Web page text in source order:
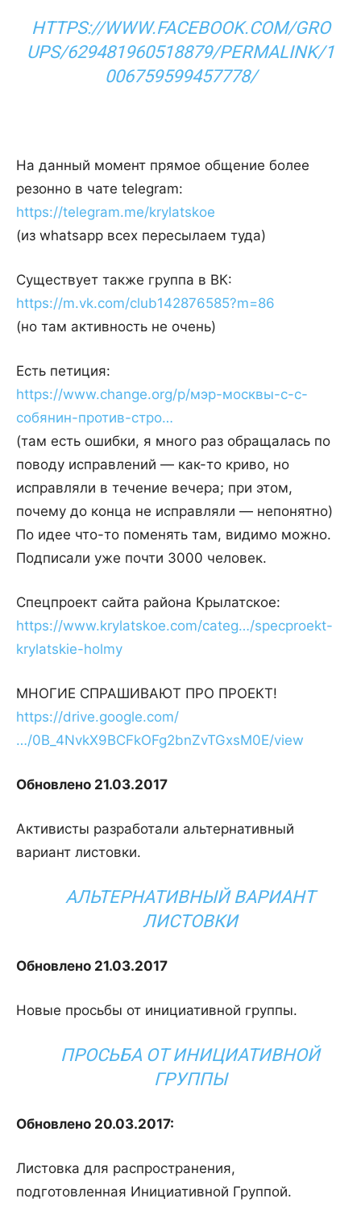
HTTPS://WWW.FACEBOOK.COM/GRO
UPS/629481960518879/PERMALINK/1
006759599457778/
На данный момент прямое общение более
резонно в чате telegram:
https://telegram.me/krylatskoe
(из whatsapp всех пересылаем туда)
Существует также группа в ВК:
https://m.vk.com/club142876585?m=86
(но там активность не очень)
Есть петиция:
https://www.change.org/p/мэр-москвы-с-с-
собянин-против-стро…
(там есть ошибки, я много раз обращалась по
поводу исправлений — как-то криво, но
исправляли в течение вечера; при этом,
почему до конца не исправляли — непонятно)
По идее что-то поменять там, видимо можно.
Подписали уже почти 3000 человек.
Спецпроект сайта района Крылатское:
https://www.krylatskoe.com/categ…/specproekt-
krylatskie-holmy
МНОГИЕ СПРАШИВАЮТ ПРО ПРОЕКТ!
https://drive.google.com/
…/0B_4NvkX9BCFkOFg2bnZvTGxsM0E/view
Обновлено 21.03.2017
Активисты разработали альтернативный
вариант листовки.
АЛЬТЕРНАТИВНЫЙ ВАРИАНТ
ЛИСТОВКИ
Обновлено 21.03.2017
Новые просьбы от инициативной группы.
ПРОСЬБА ОТ ИНИЦИАТИВНОЙ
ГРУППЫ
Обновлено 20.03.2017:
Листовка для распространения,
подготовленная Инициативной Группой.